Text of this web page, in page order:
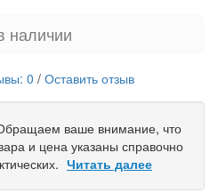
наличии
0 / Оставить отзыв
ваше внимание, что
и цена указаны справочно
Читать далее